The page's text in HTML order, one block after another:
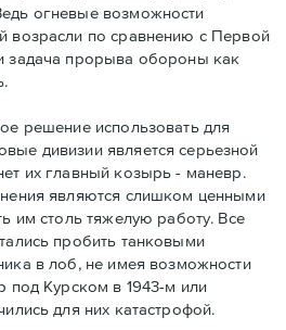
огневые возможности
возрасли по сравнению с Первой
задача прорыва обороны как
решение использовать для
дивизии является серьезной
их главный козырь - маневр.
являются слишком ценными
им столь тяжелую работу. Все
пробить танковыми
в лоб, не имея возможности
под Курском в 1943-м или
для них катастрофой.